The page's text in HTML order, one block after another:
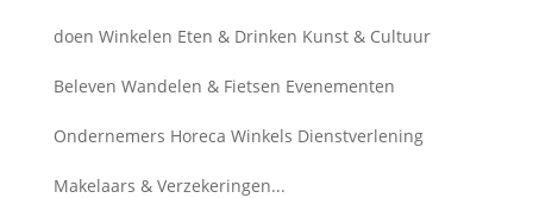
doen Winkelen Eten & Drinken Kunst & Cultuur
Beleven Wandelen & Fietsen Evenementen
Ondernemers Horeca Winkels Dienstverlening
Makelaars & Verzekeringen...